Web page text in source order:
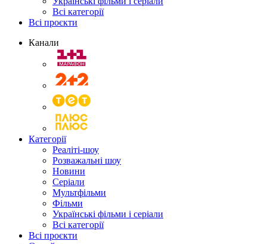
Всі категорії
Всі проєкти
Канали
Категорії
Реаліті-шоу
Розважальні шоу
Новини
Серіали
Мультфільми
Фільми
Українські фільми і серіали
Всі категорії
Всі проєкти